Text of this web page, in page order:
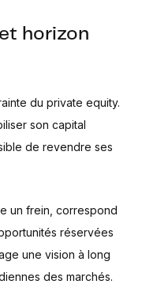
horizon
du private equity.
son capital
de revendre ses
un frein, correspond
réservées
une vision à long
des marchés.